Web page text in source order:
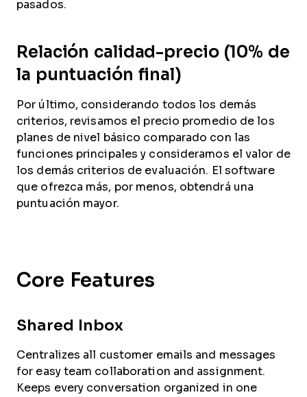
pasados.
Relación calidad-precio (10% de
la puntuación final)
Por último, considerando todos los demás
criterios, revisamos el precio promedio de los
planes de nivel básico comparado con las
funciones principales y consideramos el valor de
los demás criterios de evaluación. El software
que ofrezca más, por menos, obtendrá una
puntuación mayor.
Core Features
Shared Inbox
Centralizes all customer emails and messages
for easy team collaboration and assignment.
Keeps every conversation organized in one